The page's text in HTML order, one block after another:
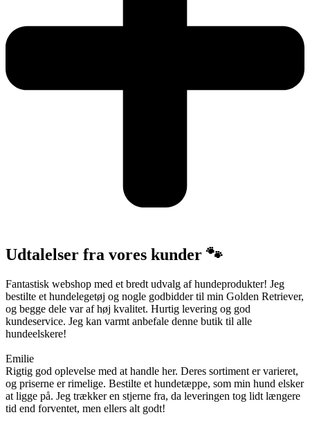
Udtalelser fra vores kunder 🐾
Fantastisk webshop med et bredt udvalg af hundeprodukter! Jeg
bestilte et hundelegetøj og nogle godbidder til min Golden Retriever,
og begge dele var af høj kvalitet. Hurtig levering og god
kundeservice. Jeg kan varmt anbefale denne butik til alle
hundeelskere!
Emilie
Rigtig god oplevelse med at handle her. Deres sortiment er varieret,
og priserne er rimelige. Bestilte et hundetæppe, som min hund elsker
at ligge på. Jeg trækker en stjerne fra, da leveringen tog lidt længere
tid end forventet, men ellers alt godt!